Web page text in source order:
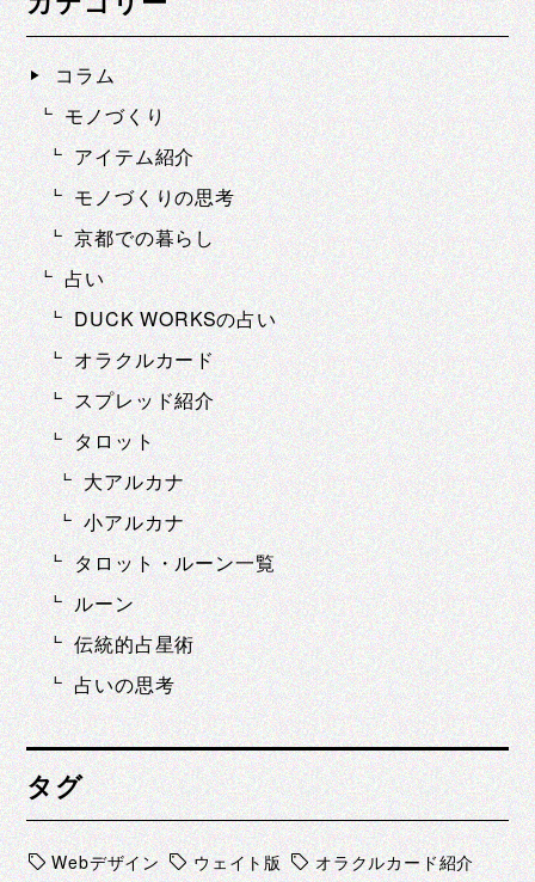
コラム
モノづくり
アイテム紹介
モノづくりの思考
京都での暮らし
占い
DUCK WORKSの占い
オラクルカード
スプレッド紹介
タロット
大アルカナ
小アルカナ
タロット・ルーン一覧
ルーン
伝統的占星術
占いの思考
タグ
Webデザイン ウェイト版
オラクルカード紹介